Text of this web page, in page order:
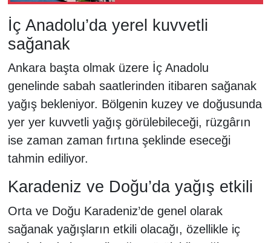
İç Anadolu’da yerel kuvvetli
sağanak
Ankara başta olmak üzere İç Anadolu
genelinde sabah saatlerinden itibaren sağanak
yağış bekleniyor. Bölgenin kuzey ve doğusunda
yer yer kuvvetli yağış görülebileceği, rüzgârın
ise zaman zaman fırtına şeklinde eseceği
tahmin ediliyor.
Karadeniz ve Doğu’da yağış etkili
Orta ve Doğu Karadeniz’de genel olarak
sağanak yağışların etkili olacağı, özellikle iç